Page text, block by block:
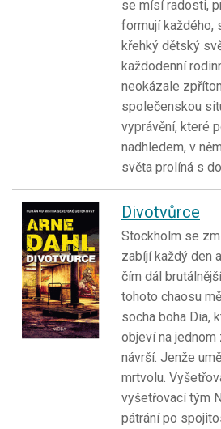
se mísí radosti,
formují každého,
křehký dětský
každodenní
neokázale
společenskou
vyprávění, které
nadhledem, v
světa prolíná s
Divotvůrce
Stockholm se
zabíjí každý den
čím dál
tohoto chaosu
socha boha Dia,
objeví na
návrší. Jenže
mrtvolu.
vyšetřovací tým
pátrání po